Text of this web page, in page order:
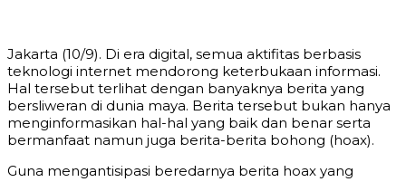
Jakarta (10/9). Di era digital, semua aktifitas berbasis
teknologi internet mendorong keterbukaan informasi.
Hal tersebut terlihat dengan banyaknya berita yang
bersliweran di dunia maya. Berita tersebut bukan hanya
menginformasikan hal-hal yang baik dan benar serta
bermanfaat namun juga berita-berita bohong (hoax).
Guna mengantisipasi beredarnya berita hoax yang